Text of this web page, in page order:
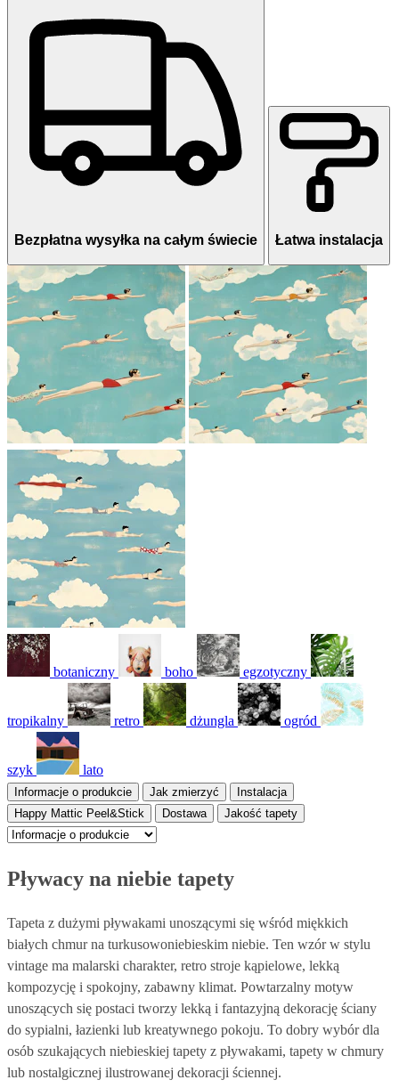
Bezpłatna wysyłka na całym świecie Łatwa instalacja
botaniczny boho egzotyczny
tropikalny retro dżungla ogród
szyk lato
Informacje o produkcie Jak zmierzyć
Instalacja
Happy Mattic Peel&Stick
Dostawa Jakość tapety
Pływacy na niebie tapety
Tapeta z dużymi pływakami unoszącymi się wśród miękkich
białych chmur na turkusowoniebieskim niebie. Ten wzór w stylu
vintage ma malarski charakter, retro stroje kąpielowe, lekką
kompozycję i spokojny, zabawny klimat. Powtarzalny motyw
unoszących się postaci tworzy lekką i fantazyjną dekorację ściany
do sypialni, łazienki lub kreatywnego pokoju. To dobry wybór dla
osób szukających niebieskiej tapety z pływakami, tapety w chmury
lub nostalgicznej ilustrowanej dekoracji ściennej.